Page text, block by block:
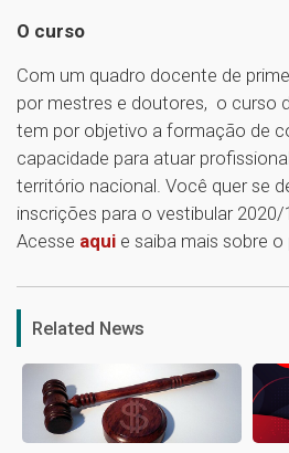
O curso
Com um quadro docente de
por mestres e doutores, o curso
tem por objetivo a formação de
capacidade para atuar
território nacional. Você quer se
inscrições para o vestibular
Acesse aqui e saiba mais sobre
1
Related News